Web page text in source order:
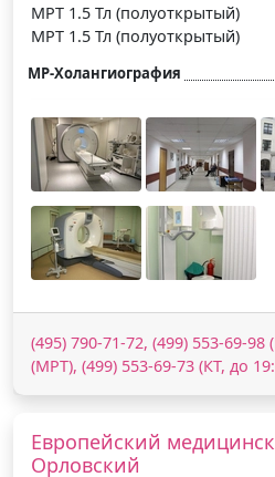
МРТ 1.5 Тл (полуоткрытый)
МРТ 1.5 Тл (полуоткрытый)
МР-Холангиография
(495) 790-71-72, (499) 553-69-
(МРТ), (499) 553-69-73 (КТ, до
Европейский
Орловский